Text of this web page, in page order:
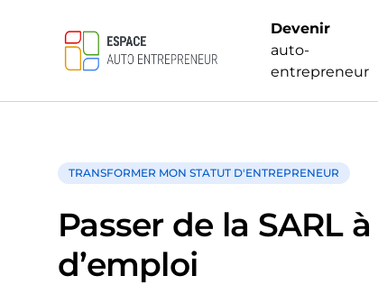
Devenir
auto-
entrepreneur
TRANSFORMER MON STATUT D'ENTREPRENEUR
Passer de la SARL
d’emploi